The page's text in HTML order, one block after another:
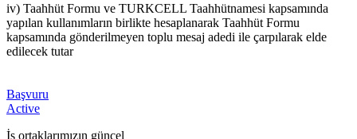
iv) Taahhüt Formu ve TURKCELL Taahhütnamesi kapsamında
yapılan kullanımların birlikte hesaplanarak Taahhüt Formu
kapsamında gönderilmeyen toplu mesaj adedi ile çarpılarak elde
edilecek tutar
Başvuru
Active
​İş ortaklarımızın güncel